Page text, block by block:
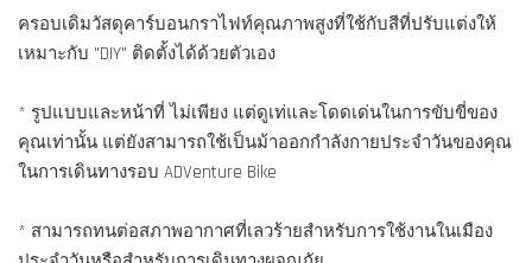
ครอบเดิมวัสดุคาร์บอนกราไฟท์คุณภาพสูงที่ใช้กับสีที่ปรับแต่งให้
เหมาะกับ "DIY" ติดตั้งได้ด้วยตัวเอง
* รูปแบบและหน้าที่ ไม่เพียง แต่ดูเท่และโดดเด่นในการขับขี่ของ
คุณเท่านั้น แต่ยังสามารถใช้เป็นม้าออกกำลังกายประจำวันของคุณ
ในการเดินทางรอบ ADVenture Bike
* สามารถทนต่อสภาพอากาศที่เลวร้ายสำหรับการใช้งานในเมือง